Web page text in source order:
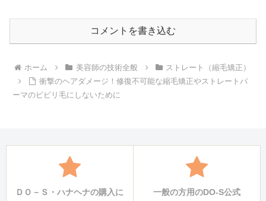
コメントを書き込む
ホーム 美容師の技術全般
ストレート（縮毛矯正）
衝撃のヘアダメージ！修復不可能な縮毛矯正やストレートパ
ーマのビビリ毛にしないために
ＤＯ－Ｓ・ハナヘナの購入に
一般の方用のDO-S公式